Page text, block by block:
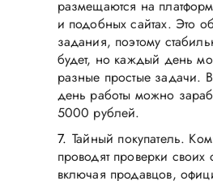
размещаются на
и подобных сайтах. Это
задания, поэтому
будет, но каждый день
разные простые задачи.
день работы можно
5000 рублей.
Тайный покупатель.
проводят проверки своих
включая продавцов,